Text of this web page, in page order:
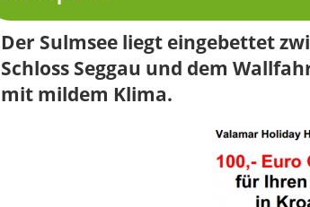
Der Sulmsee liegt eingebettet
Schloss Seggau und dem
mit mildem Klima.